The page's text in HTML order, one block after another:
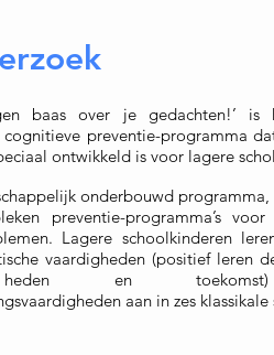
baas over je gedachten!’ is
preventie-programma
ontwikkeld is voor lagere
onderbouwd programma,
preventie-programma’s
Lagere schoolkinderen
vaardigheden (positief leren
heden en
aan in zes klassikale